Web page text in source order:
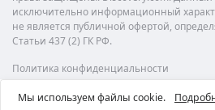
исключительно информационный
не является публичной офертой,
Статьи 437 (2) ГК РФ.
Политика конфиденциальности
Мы используем файлы cookie.